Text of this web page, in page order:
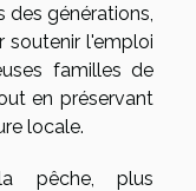
des générations,
soutenir l'emploi
familles de
en préservant
locale.
pêche, plus